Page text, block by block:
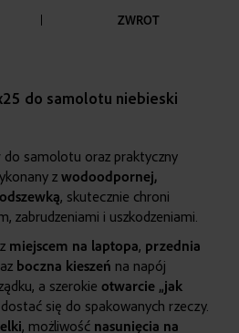
ZWROT
do samolotu niebieski
do samolotu oraz praktyczny
z wodoodpornej,
, skutecznie chroni
zabrudzeniami i uszkodzeniami.
z miejscem na laptopa, przednia
boczna kieszeń na napój
a szerokie otwarcie „jak
się do spakowanych rzeczy.
, możliwość nasunięcia na